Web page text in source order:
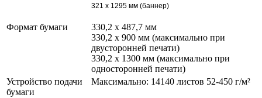
321 x 1295 мм (баннер)
Формат бумаги
330,2 x 487,7 мм
330,2 x 900 мм (максимально при
двусторонней печати)
330,2 x 1300 мм (максимально при
односторонней печати)
Устройство подачи
бумаги
Максимально: 14140 листов 52-450 г/м²